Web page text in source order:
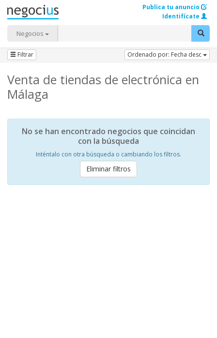
Negocios
Publica tu anuncio
Identifícate
Filtrar Ordenado por: Fecha desc
Venta de tiendas de electrónica en
Málaga
No se han encontrado negocios que coincidan
con la búsqueda
Inténtalo con otra búsqueda o cambiando los filtros.
Eliminar filtros